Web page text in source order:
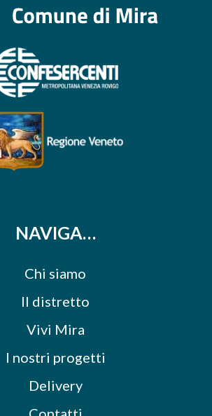
NAVIGA…
Chi siamo
Il distretto
Vivi Mira
I nostri progetti
Delivery